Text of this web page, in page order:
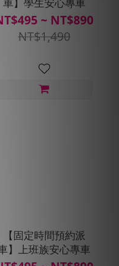
~ NT$890
NT$1,490
【固定時間預約派
】上班族安心專車